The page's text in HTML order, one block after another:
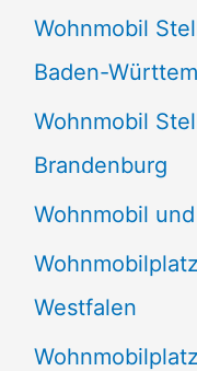
Wohnmobil
Baden-
Wohnmobil
Brandenburg
Wohnmobil
Westfalen